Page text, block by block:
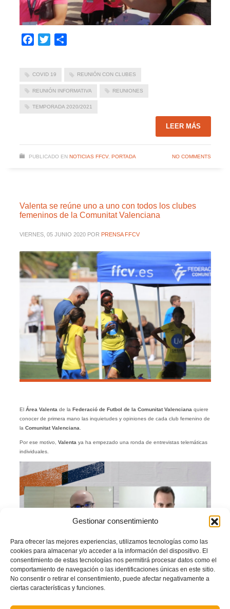
Gestionar consentimiento
Para ofrecer las mejores experiencias, utilizamos tecnologías como las
cookies para almacenar y/o acceder a la información del dispositivo. El
consentimiento de estas tecnologías nos permitirá procesar datos como el
comportamiento de navegación o las identificaciones únicas en este sitio.
No consentir o retirar el consentimiento, puede afectar negativamente a
ciertas características y funciones.
Facebook
Twitter
COVID 19 REUNIÓN CON CLUBES
REUNIÓN INFORMATIVA REUNIONES
TEMPORADA 2020/2021
LEER MÁS
PUBLICADO EN NOTICIAS FFCV, PORTADA NO COMMENTS
Valenta se reúne uno a uno con todos los clubes
femeninos de la Comunitat Valenciana
VIERNES, 05 JUNIO 2020 POR PRENSA FFCV
El Área Valenta de la Federació de Futbol de la Comunitat Valenciana quiere
conocer de primera mano las inquietudes y opiniones de cada club femenino de
la Comunitat Valenciana
Por ese motivo, Valenta ya ha empezado una ronda de entrevistas telemáticas
individuales.
Reunión telemática de José Andrés Menchero, director del Área Valenta, con
menos un equipo de fútbol femenino.